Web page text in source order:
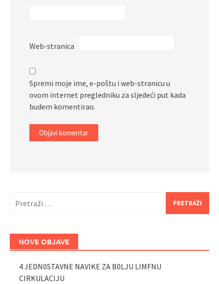
Web-stranica
Spremi moje ime, e-poštu i web-stranicu u
ovom internet pregledniku za sljedeći put kada
budem komentirao.
NOVE OBJAVE
4 JEDN0STAVNE NAVIKE ZA B0LJU LIMFNU
CIRKULACIJU